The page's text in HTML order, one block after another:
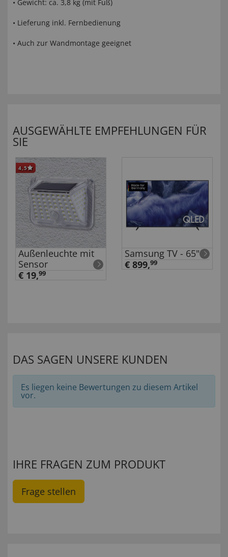
• Gewicht: ca. 3,8 kg (mit Fuß)
• Lieferung inkl. Fernbedienung
• Auch zur Wandmontage geeignet
AUSGEWÄHLTE EMPFEHLUNGEN FÜR
SIE
4,5
Außenleuchte mit
Sensor
€ 19,99
Samsung TV - 65"
€ 899,99
DAS SAGEN UNSERE KUNDEN
Es liegen keine Bewertungen zu diesem Artikel
vor.
IHRE FRAGEN ZUM PRODUKT
Frage stellen